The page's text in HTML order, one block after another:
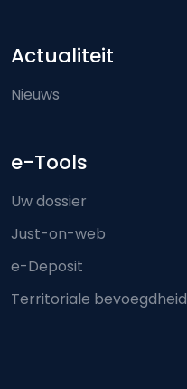
Actualiteit
Nieuws
e-Tools
Uw dossier
Just-on-web
e-Deposit
Territoriale bevoegdheid